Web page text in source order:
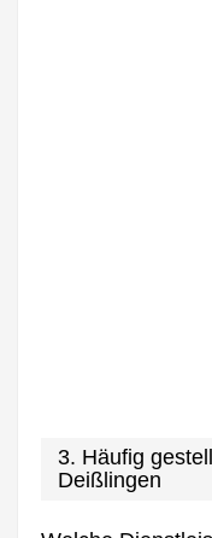
3. Häufig
Deißlingen